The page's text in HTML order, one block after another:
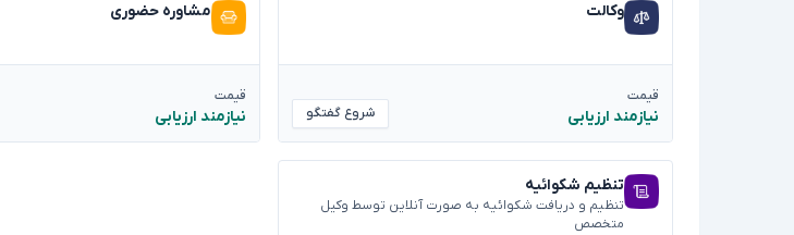
وکالت
قیمت
نیازمند ارزیابی شروع گفتگو
مشاوره حضوری
قیمت
نیازمند ارزیابی
تنظیم شکوائیه
تنظیم و دریافت شکوائیه به صورت آنلاین توسط وکیل
متخصص